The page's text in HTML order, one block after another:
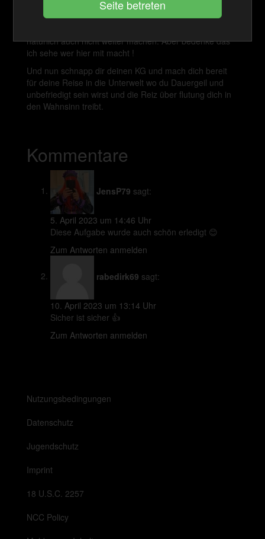
JEDEN TAG 1 AUFGABE VON 1 BIS 30 !!!
natürlich auch nicht weiter machen. Aber bedenke das
ich sehe wer hier mit macht !
Und nun schnapp dir deinen KG und mach dich bereit
für deine Reise in die Unterwelt wo du Dauergeil und
unbefriedigt sein wirst und die Reiz über flutung dich in
den Wahnsinn treibt.
Kommentare
JensP79 sagt:
5. April 2023 um 14:46 Uhr
Diese Aufgabe wurde auch schön erledigt 😊
Zum Antworten anmelden
rabedirk69 sagt:
10. April 2023 um 13:14 Uhr
Sicher ist sicher 👍
Zum Antworten anmelden
Nutzungsbedingungen
Datenschutz
Jugendschutz
Imprint
18 U.S.C. 2257
NCC Policy